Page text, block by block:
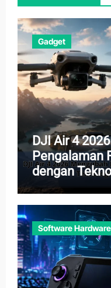
Gadget
DJI Air 4
Pengalaman
dengan
Baru
Software Hardware